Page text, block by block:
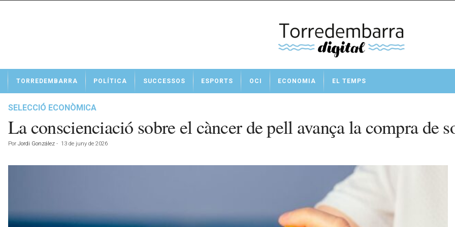
t
TORREDEMBARRA POLÍTICA SUCCESSOS ESPORTS OCI ECONOMIA EL TEMPS
SELECCIÓ ECONÒMICA
La conscienciació sobre el càncer de pell avança la compra de
Por Jordi González - 13 de juny de 2026